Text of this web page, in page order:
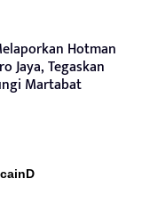
Hotman
Jaya, Tegaskan
Martabat